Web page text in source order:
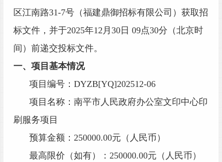
区江南路31-7号（福建鼎御招标有限公司） 获取招
标文件，并于2025年12 月 30日 09点30分（北京时
间）前递交投标文件。
一、项目基本情况
项目编号： DYZB[YQ]202512-06
项目名称： 南平市人民政府办公室文印中心印
刷服务项目
预算金额： 250000.00元 （人民币）
最高限价（如有）： 250000.00元 （人民币）